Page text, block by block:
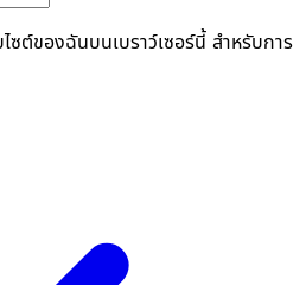
ซต์ของฉันบนเบราว์เซอร์นี้ สำหรับการ